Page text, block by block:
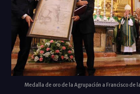
Medalla de oro de la Agrupación a Francisco de